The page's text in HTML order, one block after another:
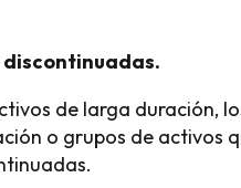
discontinuadas.
de larga duración,
o grupos de activos